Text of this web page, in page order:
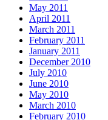
May 2011
April 2011
March 2011
February 2011
January 2011
December 2010
July 2010
June 2010
May 2010
March 2010
February 2010